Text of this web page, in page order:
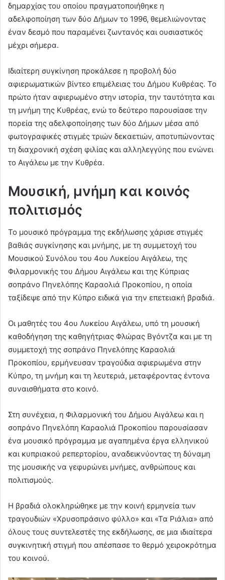
δημαρχίας του οποίου πραγματοποιήθηκε η
αδελφοποίηση των δύο Δήμων το 1996, θεμελιώνοντας
έναν δεσμό που παραμένει ζωντανός και ουσιαστικός
μέχρι σήμερα.
Ιδιαίτερη συγκίνηση προκάλεσε η προβολή δύο
αφιερωματικών βίντεο επιμέλειας του Δήμου Κυθρέας. Το
πρώτο ήταν αφιερωμένο στην ιστορία, την ταυτότητα και
τη μνήμη της Κυθρέας, ενώ το δεύτερο παρουσίασε την
πορεία της αδελφοποίησης των δύο Δήμων μέσα από
φωτογραφικές στιγμές τριών δεκαετιών, αποτυπώνοντας
τη διαχρονική σχέση φιλίας και αλληλεγγύης που ενώνει
το Αιγάλεω με την Κυθρέα.
Μουσική, μνήμη και κοινός
πολιτισμός
Το μουσικό πρόγραμμα της εκδήλωσης χάρισε στιγμές
βαθιάς συγκίνησης και μνήμης, με τη συμμετοχή του
Μουσικού Συνόλου του 4ου Λυκείου Αιγάλεω, της
Φιλαρμονικής του Δήμου Αιγάλεω και της Κύπριας
σοπράνο Πηνελόπης Καραολιά Προκοπίου, η οποία
ταξίδεψε από την Κύπρο ειδικά για την επετειακή βραδιά.
Οι μαθητές του 4ου Λυκείου Αιγάλεω, υπό τη μουσική
καθοδήγηση της καθηγήτριας Φλώρας Βγόντζα και με τη
συμμετοχή της σοπράνο Πηνελόπης Καραολιά
Προκοπίου, ερμήνευσαν τραγούδια αφιερωμένα στην
Κύπρο, τη μνήμη και τη λευτεριά, μεταφέροντας έντονα
συναισθήματα στο κοινό.
Στη συνέχεια, η Φιλαρμονική του Δήμου Αιγάλεω και η
σοπράνο Πηνελόπη Καραολιά Προκοπίου παρουσίασαν
ένα μουσικό πρόγραμμα με αγαπημένα έργα ελληνικού
και κυπριακού ρεπερτορίου, αναδεικνύοντας τη δύναμη
της μουσικής να γεφυρώνει μνήμες, ανθρώπους και
πολιτισμούς.
Η βραδιά ολοκληρώθηκε με την κοινή ερμηνεία των
τραγουδιών «Χρυσοπράσινο φύλλο» και «Τα Ριάλια» από
όλους τους συντελεστές της εκδήλωσης, σε μια ιδιαίτερα
συγκινητική στιγμή που απέσπασε το θερμό χειροκρότημα
του κοινού.